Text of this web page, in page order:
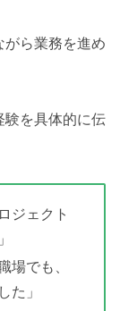
がら業務を進め
験を具体的に伝
ジェクト
場でも、
た」